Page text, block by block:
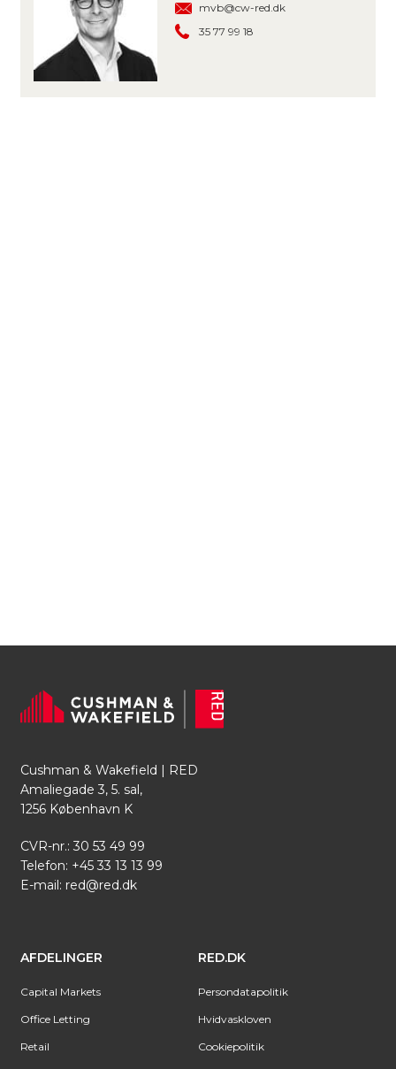
mvb@cw-red.dk
35 77 99 18
Cushman & Wakefield | RED
Amaliegade 3, 5. sal,
1256 København K
CVR-nr.: 30 53 49 99
Telefon: +45 33 13 13 99
E-mail: red@red.dk
AFDELINGER
Capital Markets
Office Letting
Retail
RED.DK
Persondatapolitik
Hvidvaskloven
Cookiepolitik